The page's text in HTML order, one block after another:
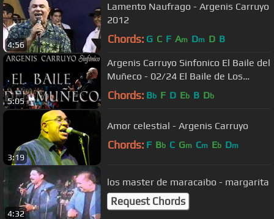
4:56
Lamento Naufrago - Argenis Carruyo
2012
Chords: G C F Am Dm D B
5:05
Argenis Carruyo Sinfonico El Baile del
Muñeco - 02/24 El Baile de Los
Mangos
Chords: Bb F D Eb B Db
3:19
Amor celestial - Argenis Carruyo
Chords: F Bb C Gm Cm Eb Dm
4:32
los master de maracaibo - margarita
Request Chords